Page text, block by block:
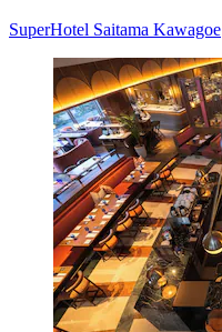
SuperHotel Saitama Kawagoe